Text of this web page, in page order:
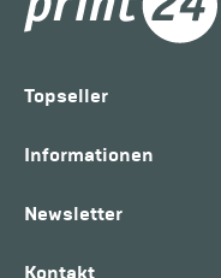
Topseller
Informationen
Newsletter
Kontakt